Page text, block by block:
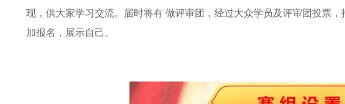
现，供大家学习交流。届时将有 做评审团，经过大众学员及评审团投票
加报名，展示自己。